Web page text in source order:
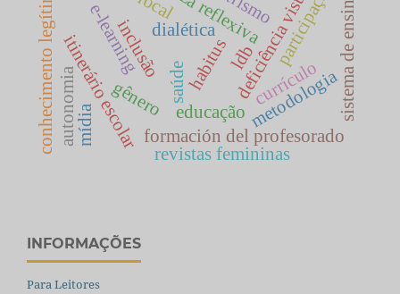
educação
deficiência visual
inclusão
e-learning
formación del profesorado
habitus
itinerário escolar
conhecimento legítimo saúde
participação
metodologia
dialética sistema de ensino
autonomia currículo
ldb
gênero
mídia
revistas femininas
INFORMAÇÕES
Para Leitores